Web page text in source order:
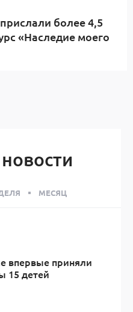
более 4,5
«Наследие моего
МЕСЯЦ
впервые приняли
15 детей